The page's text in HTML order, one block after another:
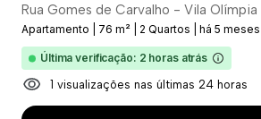
Rua Gomes de Carvalho - Vila Olímpia
Apartamento 76 m² 2 Quartos há 5 meses
Última verificação: 2 horas atrás
1 visualizações nas últimas 24 horas